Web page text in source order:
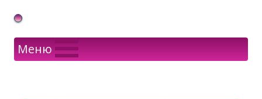
Gif Открытки в подарок
Меню